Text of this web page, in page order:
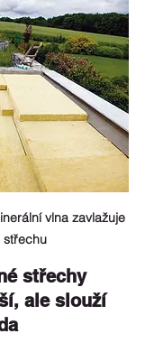
vlna zavlažuje
střechu
střechy
ale slouží